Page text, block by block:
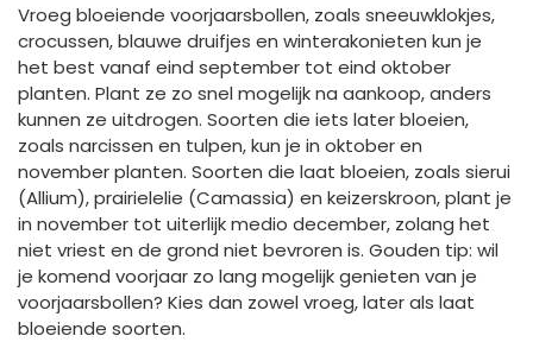
Vroeg bloeiende voorjaarsbollen, zoals sneeuwklokjes,
crocussen, blauwe druifjes en winterakonieten kun je
het best vanaf eind september tot eind oktober
planten. Plant ze zo snel mogelijk na aankoop, anders
kunnen ze uitdrogen. Soorten die iets later bloeien,
zoals narcissen en tulpen, kun je in oktober en
november planten. Soorten die laat bloeien, zoals sierui
(Allium), prairielelie (Camassia) en keizerskroon, plant je
in november tot uiterlijk medio december, zolang het
niet vriest en de grond niet bevroren is. Gouden tip: wil
je komend voorjaar zo lang mogelijk genieten van je
voorjaarsbollen? Kies dan zowel vroeg, later als laat
bloeiende soorten.